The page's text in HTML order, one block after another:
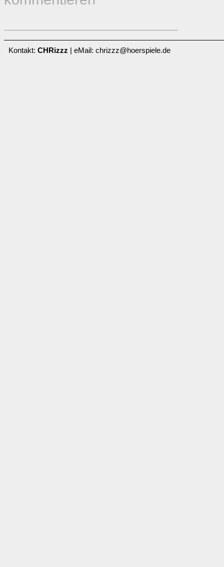
Kontakt: CHRizzz | eMail: chrizzz@hoerspiele.de